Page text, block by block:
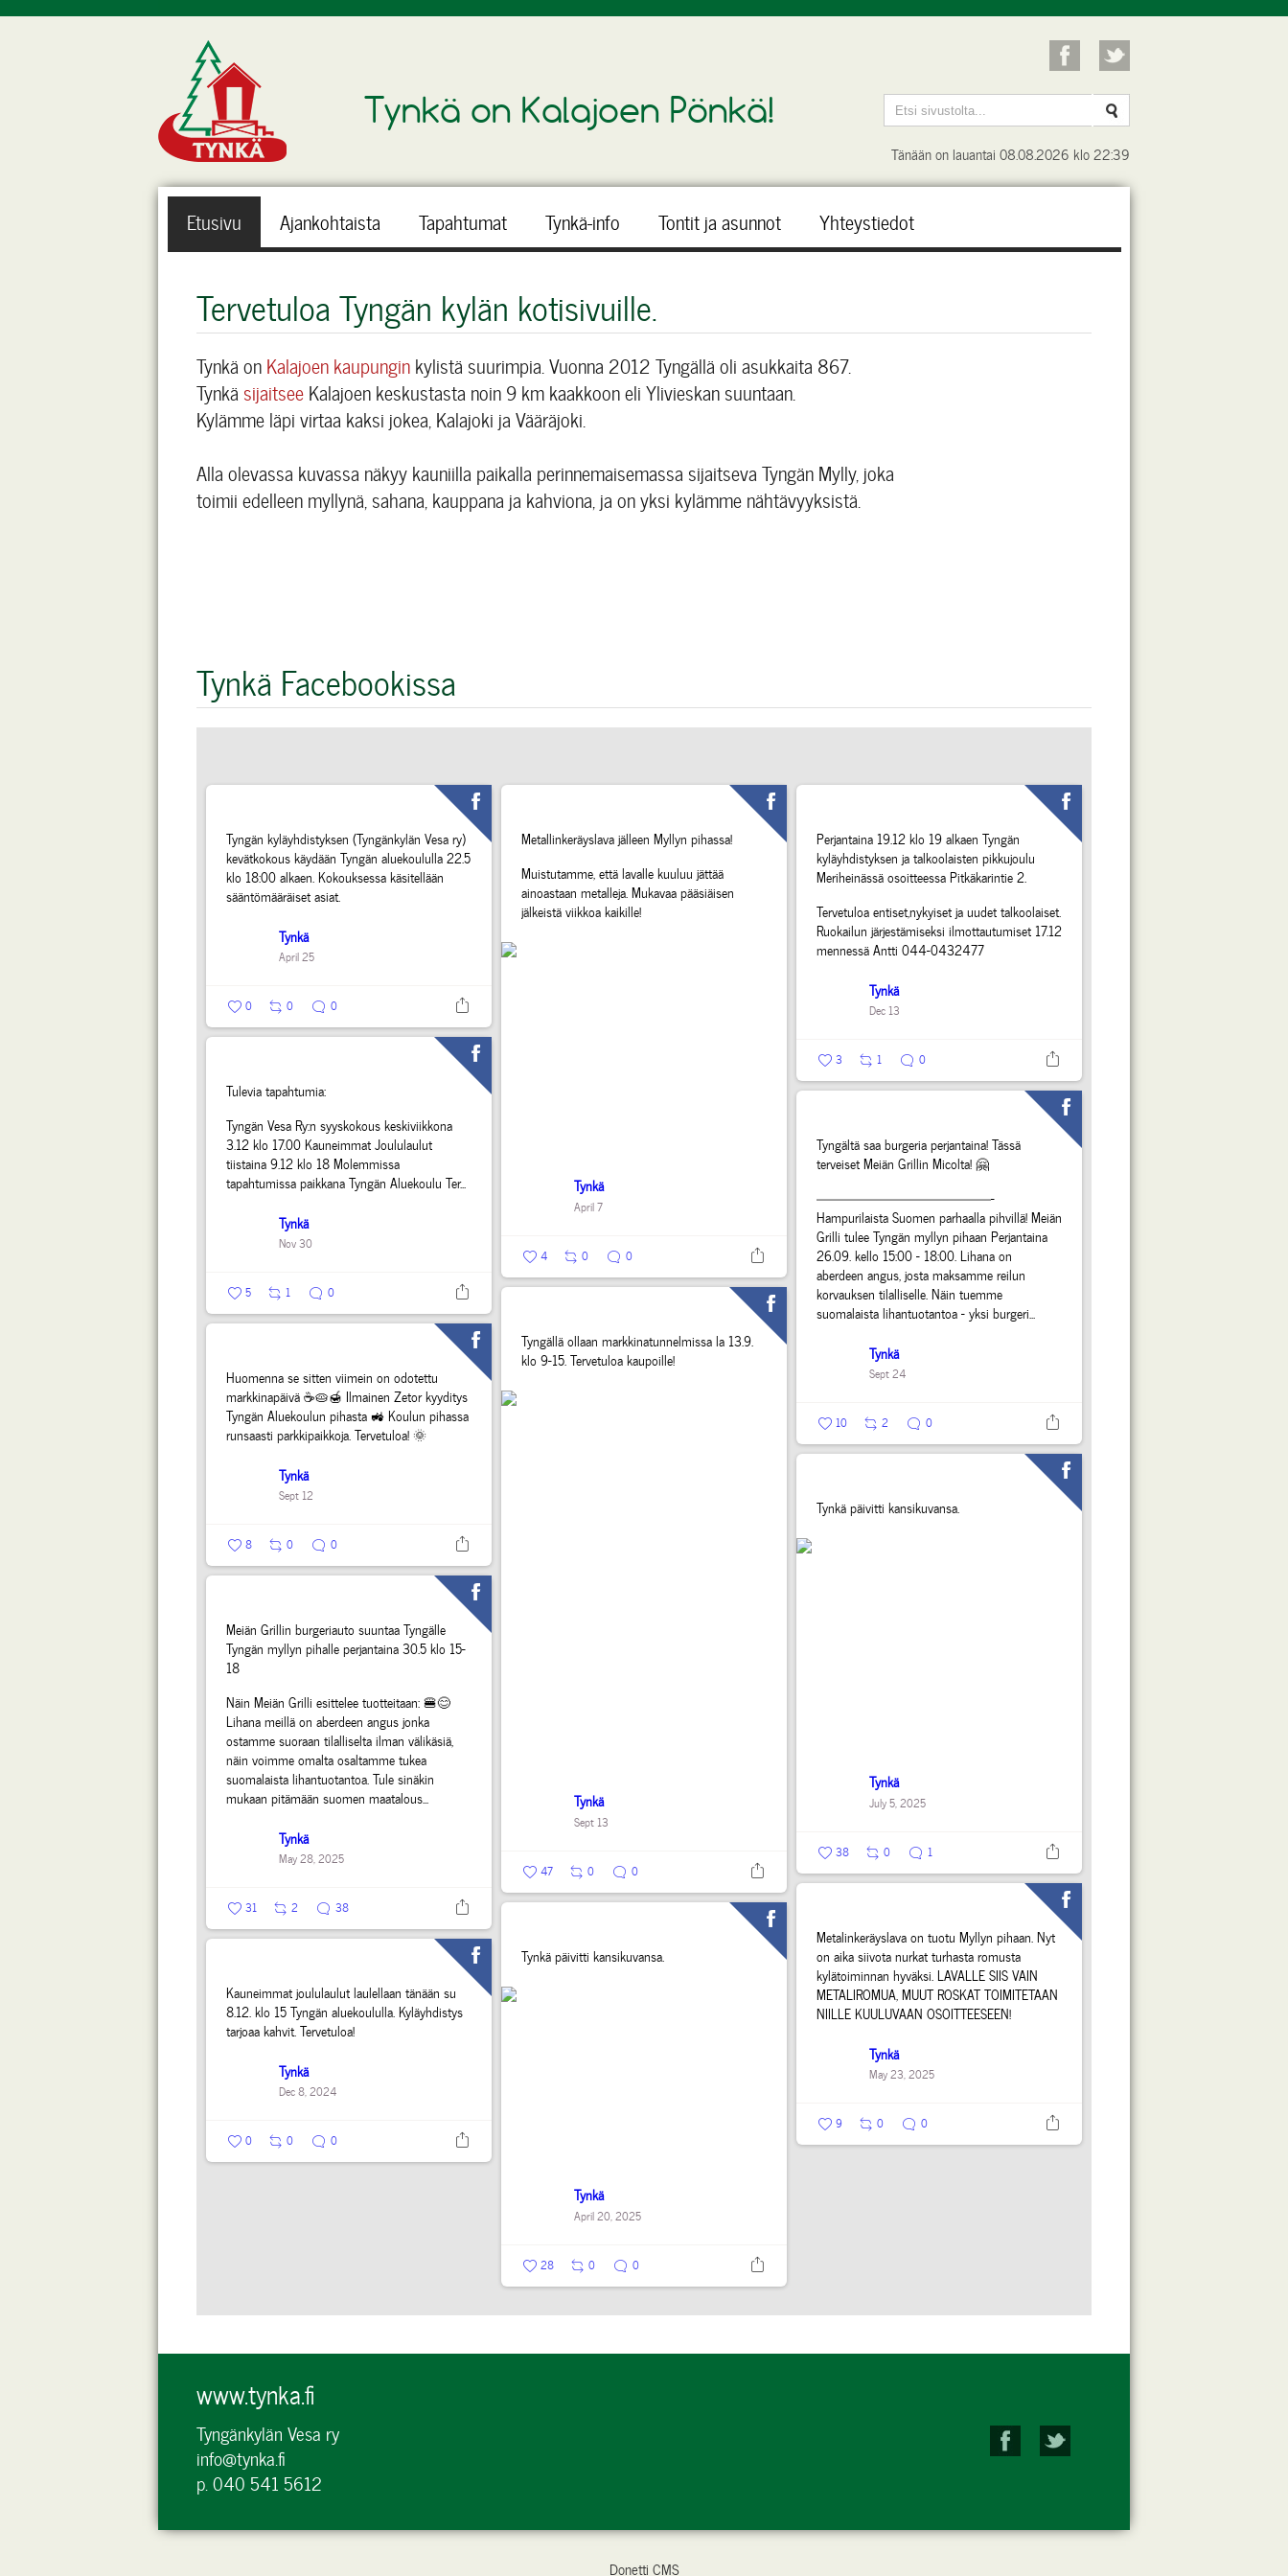
Tynkä on Kalajoen Pönkä!
Tänään on lauantai 08.08.2026 klo 22:39
Etusivu Ajankohtaista Tapahtumat Tynkä-info Tontit ja asunnot Yhteystiedot
Tervetuloa Tyngän kylän kotisivuille.
Tynkä onKalajoen kaupunginkylistä suurimpia. Vuonna 2012 Tyngällä oli asukkaita 867.
Tynkä sijaitseeKalajoen keskustasta noin 9 km kaakkoon eli Ylivieskan suuntaan.
Kylämme läpi virtaa kaksi jokea, Kalajoki ja Vääräjoki.
Alla olevassa kuvassa näkyy kauniilla paikalla perinnemaisemassa sijaitseva Tyngän Mylly, joka
toimii edelleen myllynä, sahana, kauppana ja kahviona, ja on yksi kylämme nähtävyyksistä.
Tynkä Facebookissa
Tyngän kyläyhdistyksen (Tyngänkylän Vesa ry)
kevätkokous käydään Tyngän aluekoululla 22.5
klo 18:00 alkaen. Kokouksessa käsitellään
sääntömääräiset asiat.
Tynkä
April 25
0 0 0
Metallinkeräyslava jälleen Myllyn pihassa!
Muistutamme, että lavalle kuuluu jättää
ainoastaan metalleja.Mukavaa pääsiäisen
jälkeistä viikkoa kaikille!
Tynkä
April 7
4 0 0
Perjantaina 19.12 klo 19 alkaen Tyngän
kyläyhdistyksen ja talkoolaisten pikkujoulu
Meriheinässä osoitteessa Pitkäkarintie 2.
Tervetuloa entiset,nykyiset ja uudet talkoolaiset.
Ruokailun järjestämiseksi ilmottautumiset 17.12
mennessä Antti 044-0432477
Tynkä
Dec 13
3 1 0
Tulevia tapahtumia:
Tyngän Vesa Ry:n syyskokous keskiviikkona
3.12 klo 17.00 Kauneimmat Joululaulut
tiistaina 9.12 klo 18Molemmissa
tapahtumissa paikkana Tyngän Aluekoulu Ter...
Tynkä
Nov 30
5 1 0
Tyngältä saa burgeria perjantaina! Tässä
terveiset Meiän Grillin Micolta! 🤗
—————————————-
Hampurilaista Suomen parhaalla pihvillä! Meiän
Grilli tulee Tyngän myllyn pihaan Perjantaina
26.09. kello 15:00 - 18:00. Lihana on
aberdeen angus, josta maksamme reilun
korvauksen tilalliselle. Näin tuemme
suomalaista lihantuotantoa - yksi burgeri...
Tynkä
Sept 24
10 2 0
Tyngällä ollaan markkinatunnelmissa la 13.9.
klo 9-15. Tervetuloa kaupoille!
Tynkä
Sept 13
47 0 0
Huomenna se sitten viimein on odotettu
markkinapäivä ☕️🥧🍯 Ilmainen Zetor kyyditys
Tyngän Aluekoulun pihasta 🚜 Koulun pihassa
runsaasti parkkipaikkoja. Tervetuloa! 🌞
Tynkä
Sept 12
8 0 0
Tynkä päivitti kansikuvansa.
Tynkä
July 5, 2025
38 0 1
Meiän Grillin burgeriauto suuntaa Tyngälle
Tyngän myllyn pihalle perjantaina 30.5 klo 15-
18
Näin Meiän Grilli esittelee tuotteitaan:🍔😊
Lihana meillä on aberdeen angus jonka
ostamme suoraan tilalliselta ilman välikäsiä,
näin voimme omalta osaltamme tukea
suomalaista lihantuotantoa.Tule sinäkin
mukaan pitämään suomen maatalous...
Tynkä
May 28, 2025
31 2 38
Metalinkeräyslava on tuotu Myllyn pihaan. Nyt
on aika siivota nurkat turhasta romusta
kylätoiminnan hyväksi. LAVALLE SIIS VAIN
METALIROMUA, MUUT ROSKAT TOIMITETAAN
NIILLE KUULUVAAN OSOITTEESEEN!
Tynkä
May 23, 2025
9 0 0
Tynkä päivitti kansikuvansa.
Tynkä
April 20, 2025
28 0 0
Kauneimmat joululaulut laulellaan tänään su
8.12. klo 15 Tyngän aluekoululla. Kyläyhdistys
tarjoaa kahvit. Tervetuloa!
Tynkä
Dec 8, 2024
0 0 0
www.tynka.fi
Tyngänkylän Vesa ry
info@tynka.fi
p. 040 541 5612
Donetti CMS